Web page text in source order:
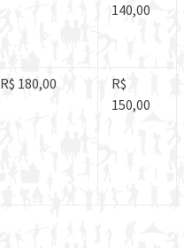
140,00
R$ 180,00
R$
150,00